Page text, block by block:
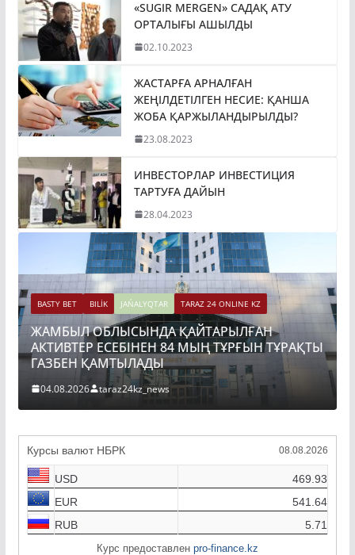
«SUGIR MERGEN» САДАҚ АТУ
ОРТАЛЫҒЫ АШЫЛДЫ
02.10.2023
ЖАСТАРҒА АРНАЛҒАН
ЖЕҢІЛДЕТІЛГЕН НЕСИЕ: ҚАНША
ЖОБА ҚАРЖЫЛАНДЫРЫЛДЫ?
23.08.2023
ИНВЕСТОРЛАР ИНВЕСТИЦИЯ
ТАРТУҒА ДАЙЫН
28.04.2023
JAŃALYQTAR TARAZ 24 ONLINE KZ
ҚАЙТАРЫЛҒАН
ЕСЕБІНЕН 84 МЫҢ ТҰРҒЫН ТҰРАҚТЫ
taraz24kz_news
BASTY BET
ТОҚАЕВ
ҚҰРЫЛЫСЫН
Курсы валют НБРК 08.08.2026